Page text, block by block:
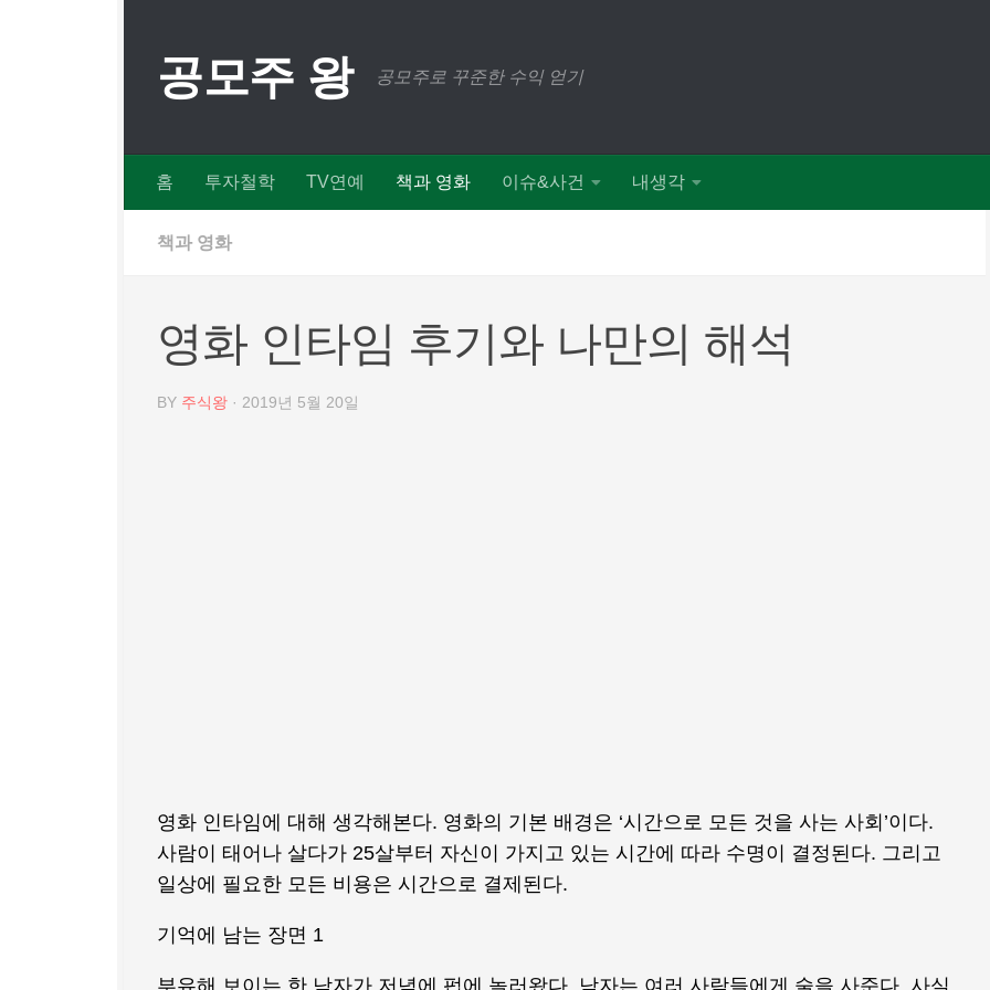
공모주 왕 공모주로 꾸준한 수익 얻기
홈 투자철학 TV연예 책과 영화 이슈&사건 내생각
책과 영화
영화 인타임 후기와 나만의 해석
BY 주식왕 · 2019년 5월 20일
영화 인타임에 대해 생각해본다. 영화의 기본 배경은 ‘시간으로 모든 것을 사는 사회’이다.
사람이 태어나 살다가 25살부터 자신이 가지고 있는 시간에 따라 수명이 결정된다. 그리고
일상에 필요한 모든 비용은 시간으로 결제된다.
기억에 남는 장면 1
부유해 보이는 한 남자가 저녁에 펍에 놀러왔다. 남자는 여러 사람들에게 술을 사준다. 사실